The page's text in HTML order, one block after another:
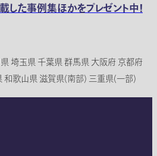
した事例集ほかをプレゼント中！
県 埼玉県 千葉県 群馬県 大阪府 京都府
和歌山県 滋賀県(南部) 三重県(一部)